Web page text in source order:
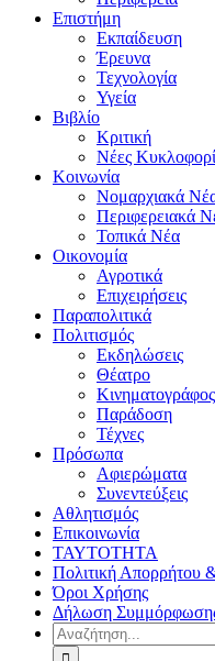
Επιστήμη
Εκπαίδευση
Έρευνα
Τεχνολογία
Υγεία
Βιβλίο
Κριτική
Νέες
Κοινωνία
Νομαρχιακά
Περιφερειακά
Τοπικά Νέα
Οικονομία
Αγροτικά
Επιχειρήσεις
Παραπολιτικά
Πολιτισμός
Εκδηλώσεις
Θέατρο
Κινηματογράφος
Παράδοση
Τέχνες
Πρόσωπα
Αφιερώματα
Συνεντεύξεις
Αθλητισμός
Επικοινωνία
ΤΑΥΤΟΤΗΤΑ
Πολιτική Απορρήτου
Όροι Χρήσης
Δήλωση
Αναζήτηση
για: